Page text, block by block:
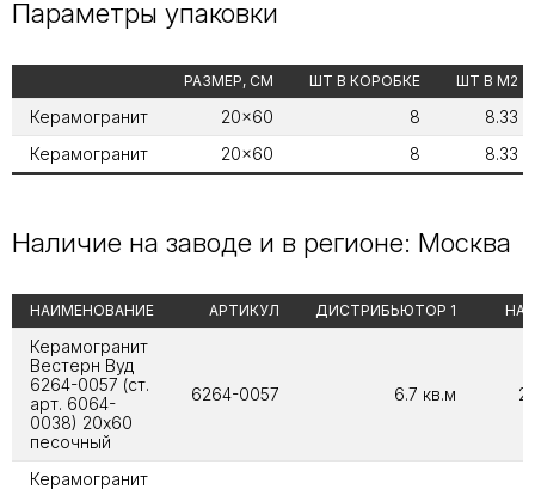
Параметры упаковки
РАЗМЕР, СМ ШТ В КОРОБКЕ ШТ В М2
Керамогранит 20x60 8
8.33
Керамогранит
20x60 8 8.33
Наличие на заводе и в регионе: Москва
НАИМЕНОВАНИЕ АРТИКУЛ ДИСТРИБЬЮТОР 1 НА
Керамогранит
Вестерн Вуд
6264-0057 (ст.
арт. 6064-
0038) 20x60
песочный
6264-0057 6.7 кв.м
Керамогранит